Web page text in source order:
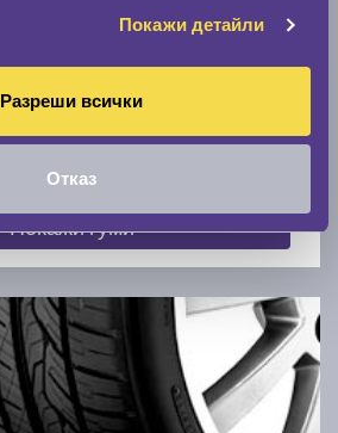
Покажи детайли
Разреши всички
Отказ
Покажи гуми